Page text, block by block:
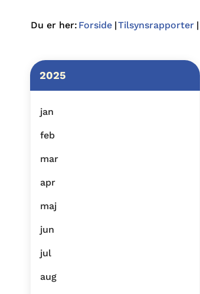
Du er her: Forside Tilsynsrapporter
2025
jan
feb
mar
apr
maj
jun
jul
aug